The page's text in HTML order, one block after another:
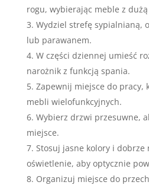
rogu, wybierając meble z
Wydziel strefę sypialnianą,
lub parawanem.
W części dziennej umieść
narożnik z funkcją spania.
Zapewnij miejsce do pracy,
mebli wielofunkcyjnych.
Wybierz drzwi przesuwne,
miejsce.
Stosuj jasne kolory i dobrze
oświetlenie, aby optycznie
Organizuj miejsce do